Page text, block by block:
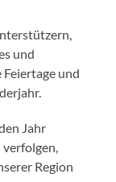
und
und
Jahr
verfolgen,
Region